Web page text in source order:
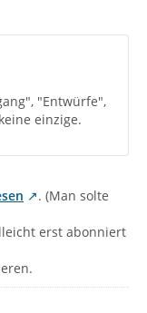
"Entwürfe",
einzige.
. (Man solte
erst abonniert